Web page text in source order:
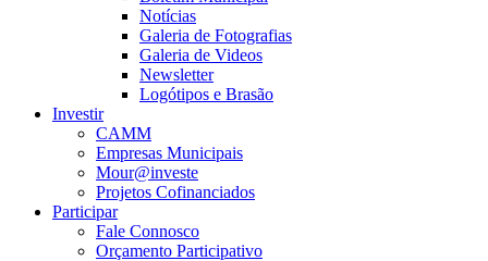
Notícias
Galeria de Fotografias
Galeria de Videos
Newsletter
Logótipos e Brasão
Investir
CAMM
Empresas Municipais
Mour@investe
Projetos Cofinanciados
Participar
Fale Connosco
Orçamento Participativo